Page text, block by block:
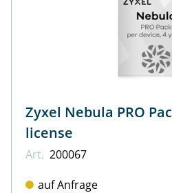
Zyxel Nebula PRO Pack – Per
license
Art. 200067
auf Anfrage